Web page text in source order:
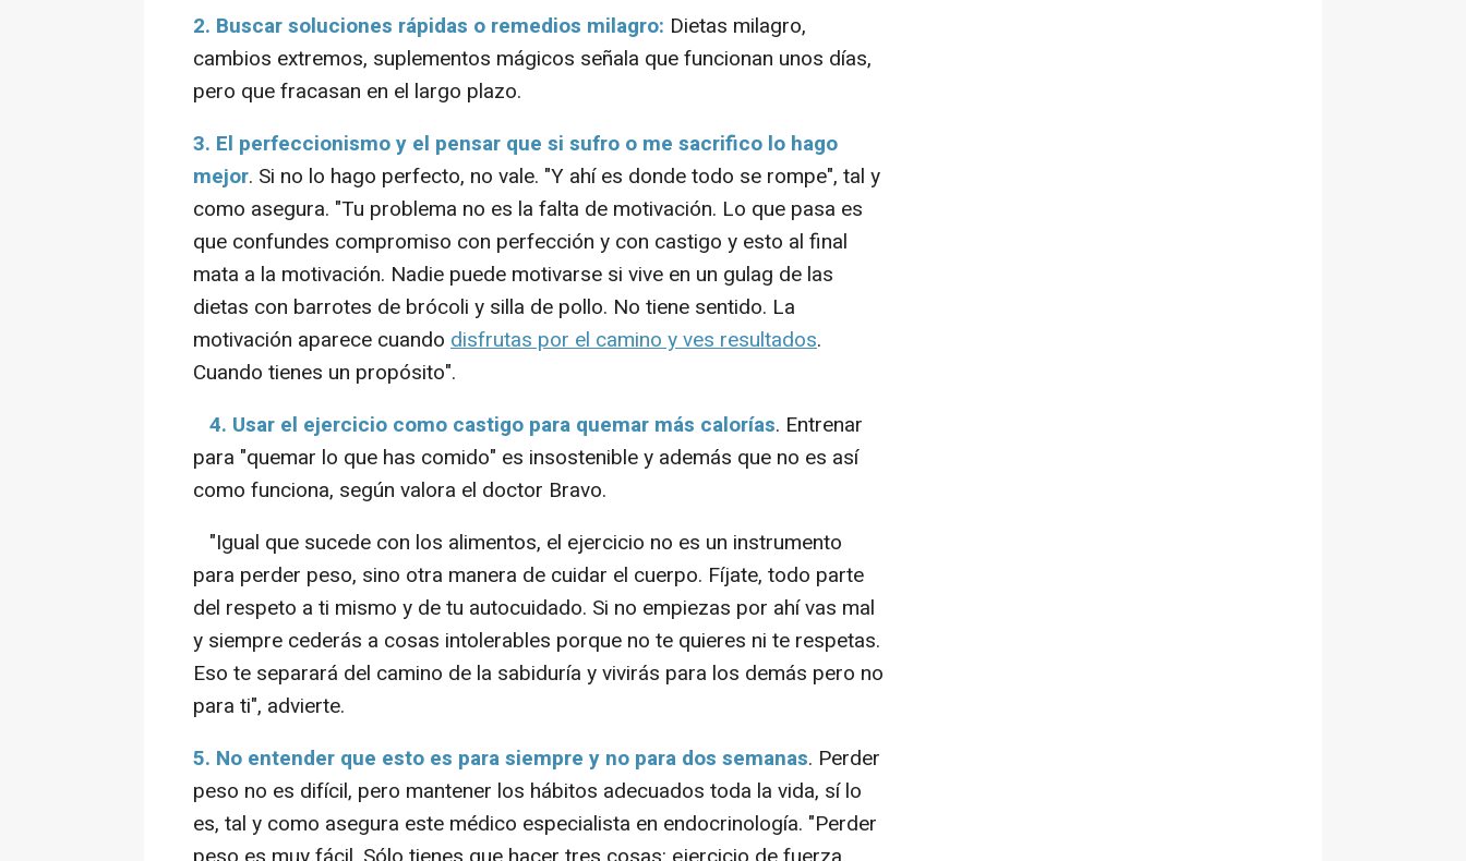
2. Buscar soluciones rápidas o remedios milagro: Dietas milagro,
cambios extremos, suplementos mágicos señala que funcionan unos días,
pero que fracasan en el largo plazo.
3. El perfeccionismo y el pensar que si sufro o me sacrifico lo hago
mejor. Si no lo hago perfecto, no vale. "Y ahí es donde todo se rompe", tal y
como asegura. "Tu problema no es la falta de motivación. Lo que pasa es
que confundes compromiso con perfección y con castigo y esto al final
mata a la motivación. Nadie puede motivarse si vive en un gulag de las
dietas con barrotes de brócoli y silla de pollo. No tiene sentido. La
motivación aparece cuando disfrutas por el camino y ves resultados.
Cuando tienes un propósito".
4. Usar el ejercicio como castigo para quemar más calorías. Entrenar
para "quemar lo que has comido" es insostenible y además que no es así
como funciona, según valora el doctor Bravo.
"Igual que sucede con los alimentos, el ejercicio no es un instrumento
para perder peso, sino otra manera de cuidar el cuerpo. Fíjate, todo parte
del respeto a ti mismo y de tu autocuidado. Si no empiezas por ahí vas mal
y siempre cederás a cosas intolerables porque no te quieres ni te respetas.
Eso te separará del camino de la sabiduría y vivirás para los demás pero no
para ti", advierte.
5. No entender que esto es para siempre y no para dos semanas. Perder
peso no es difícil, pero mantener los hábitos adecuados toda la vida, sí lo
es, tal y como asegura este médico especialista en endocrinología. "Perder